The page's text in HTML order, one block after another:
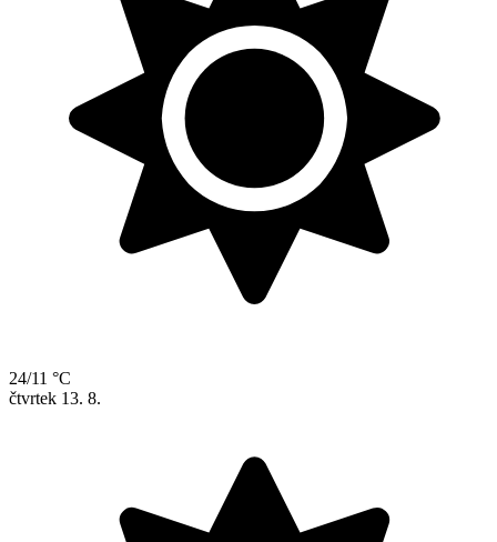
24/11 °C
čtvrtek 13. 8.